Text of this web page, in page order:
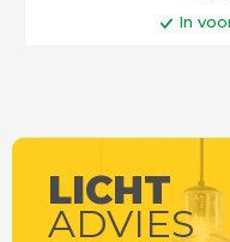
In
LICHT
ADVIES